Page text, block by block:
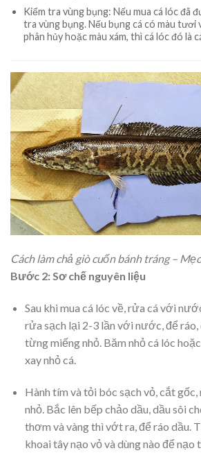
Kiểm tra vùng bụng: Nếu mua cá lóc đã
tra vùng bụng. Nếu bụng cá có màu tươi
phân hủy hoặc màu xám, thì cá lóc đó là
Cách làm chả giò cuốn bánh tráng –
Bước 2: Sơ chế nguyên liệu
Sau khi mua cá lóc về, rửa cá với
rửa sạch lại 2-3 lần với nước, để ráo,
từng miếng nhỏ. Băm nhỏ cá lóc
xay nhỏ cá.
Hành tím và tỏi bóc sạch vỏ, cắt
nhỏ. Bắc lên bếp chảo dầu, dầu sôi
thơm và vàng thì vớt ra, để ráo dầu.
khoai tây nạo vỏ và dùng nào để nạo